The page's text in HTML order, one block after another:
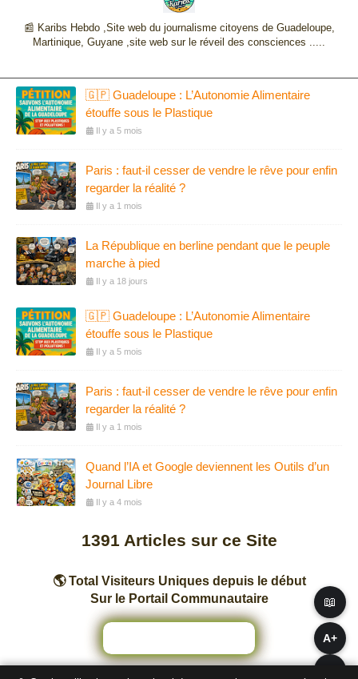
A+
📖
📰 Karibs Hebdo ,Site web du journalisme citoyens de Guadeloupe,
Martinique, Guyane ,site web sur le réveil des consciences .....
🇬🇵 Guadeloupe : L’Autonomie Alimentaire
étouffe sous le Plastique
Il y a 5 mois
Paris : faut-il cesser de vendre le rêve pour enfin
regarder la réalité ?
Il y a 1 mois
La République en berline pendant que le peuple
marche à pied
Il y a 18 jours
🇬🇵 Guadeloupe : L’Autonomie Alimentaire
étouffe sous le Plastique
Il y a 5 mois
Paris : faut-il cesser de vendre le rêve pour enfin
regarder la réalité ?
Il y a 1 mois
Quand l’IA et Google deviennent les Outils d’un
Journal Libre
Il y a 4 mois
1391 Articles sur ce Site
🌎 Total Visiteurs Uniques depuis le début
Sur le Portail Communautaire